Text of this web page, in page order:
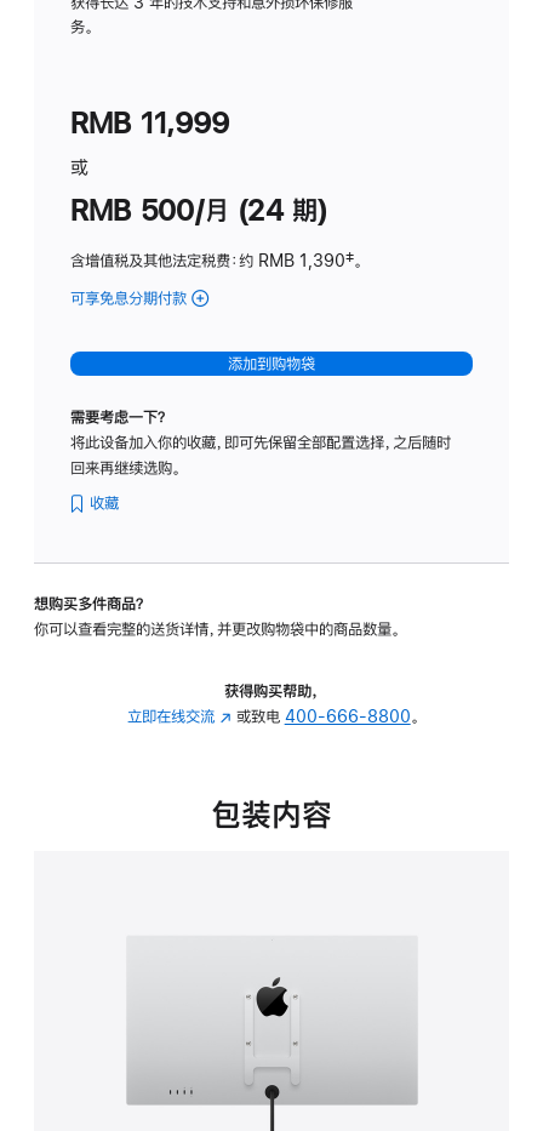
务。
RMB 11,999
或
RMB 500/月 (24 期)
含增值税及其他法定税费：约 RMB 1,390脚
‡。
可享免息分期付款 (Studio
-
标
璃
转
的
添加到购物袋
需要考虑一下？
将此设备加入你的收藏，即可先保留全部配置选择，之后随时
回来再继续选购。
收藏
想购买多件商品？
你可以查看完整的送货详情，并更改购物袋中的商品数量。
获得购买帮助，
立即在线交流 (在
中
或致电 400-666-8800。
包装内容